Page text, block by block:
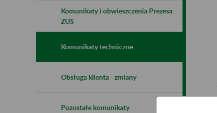
Komunikaty i obwieszczenia Prezesa
ZUS
Komunikaty techniczne
Obsługa klienta - zmiany
Pozostałe komunikaty